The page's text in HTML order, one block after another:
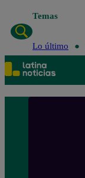
Temas
Lo último